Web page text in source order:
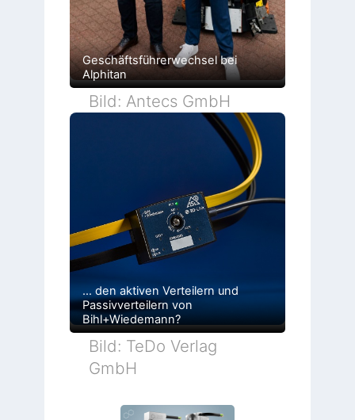
Geschäftsführerwechsel bei
Alphitan
Bild: Antecs GmbH
… den aktiven Verteilern und
Passivverteilern von
Bihl+Wiedemann?
Bild: TeDo Verlag
GmbH